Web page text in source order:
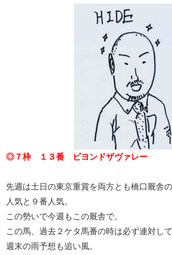
◎７枠 １３番 ビヨンドザヴァレー
先週は土日の東京重賞を両方とも橋口厩舎
人気と９番人気。
この勢いで今週もこの厩舎で。
この馬、過去２ケタ馬番の時は必ず連対して
週末の雨予想も追い風。